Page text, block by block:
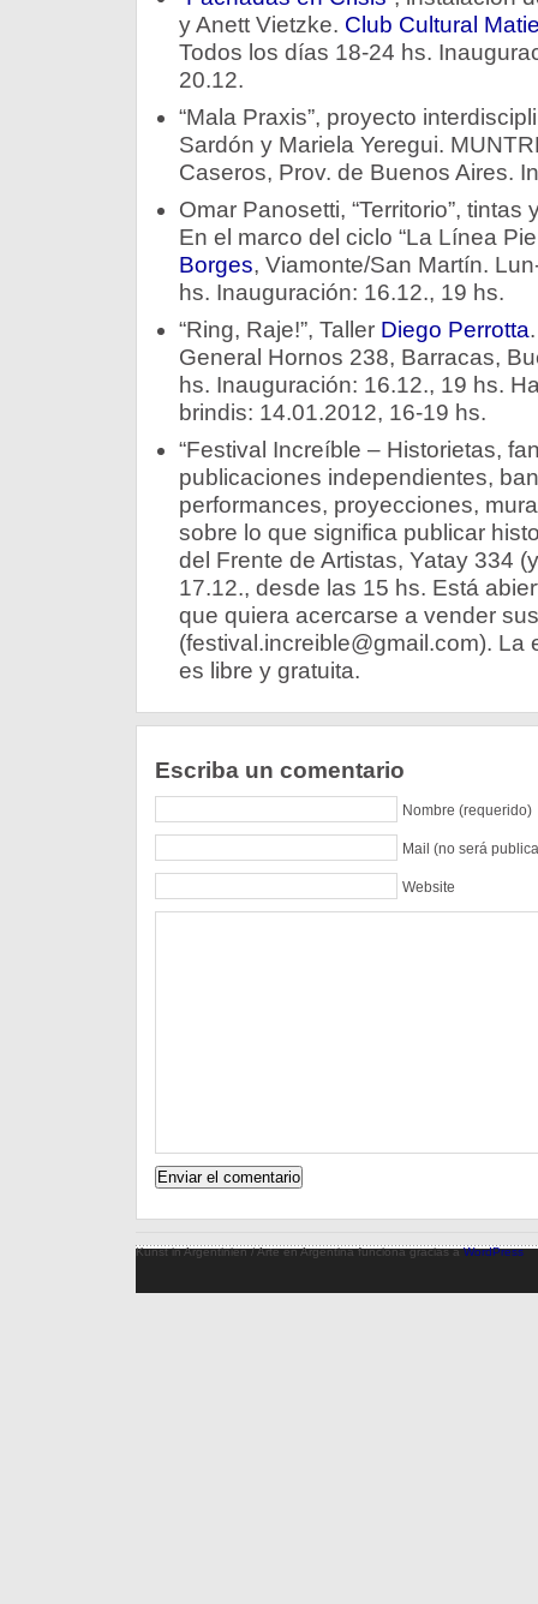
y Anett Vietzke. Club Cultural
Todos los días 18-24 hs.
20.12.
“Mala Praxis”, proyecto
Sardón y Mariela Yeregui.
Caseros, Prov. de Buenos Aires.
Omar Panosetti, “Territorio”,
En el marco del ciclo “La Línea
Borges, Viamonte/San Martín.
hs. Inauguración: 16.12., 19 hs.
“Ring, Raje!”, Taller Diego Perrotta
General Hornos 238, Barracas,
hs. Inauguración: 16.12., 19 hs.
brindis: 14.01.2012, 16-19 hs.
“Festival Increíble – Historietas,
publicaciones independientes,
performances, proyecciones,
sobre lo que significa publicar
del Frente de Artistas, Yatay 334
17.12., desde las 15 hs. Está
que quiera acercarse a vender
(festival.increible@gmail.com). La
es libre y gratuita.
Escriba un comentario
Nombre (requerido)
Mail (no será
Website
Kunst in Argentinien / Arte en Argentina funciona gracias aWordPress